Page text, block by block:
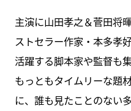
主演に山田孝之＆菅田将
ストセラー作家・本多孝
活躍する脚本家や監督も
もっともタイムリーな題
に、誰も見たことのない